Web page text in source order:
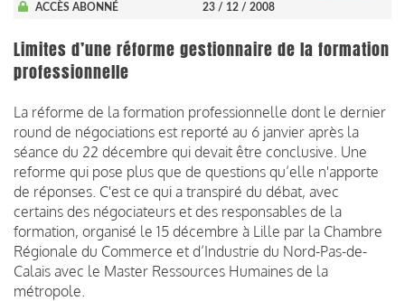
ACCÈS ABONNÉ 23 / 12 / 2008
Limites d’une réforme gestionnaire de la formation
professionnelle
La réforme de la formation professionnelle dont le dernier
round de négociations est reporté au 6 janvier après la
séance du 22 décembre qui devait être conclusive. Une
reforme qui pose plus que de questions qu’elle n'apporte
de réponses. C'est ce qui a transpiré du débat, avec
certains des négociateurs et des responsables de la
formation, organisé le 15 décembre à Lille par la Chambre
Régionale du Commerce et d’Industrie du Nord-Pas-de-
Calais avec le Master Ressources Humaines de la
métropole.